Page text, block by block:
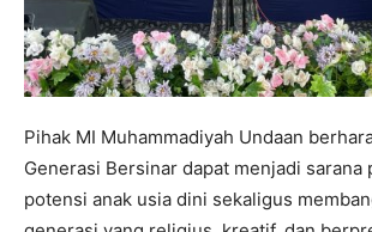
Pihak MI Muhammadiyah Undaan
Generasi Bersinar dapat menjadi sarana
potensi anak usia dini sekaligus